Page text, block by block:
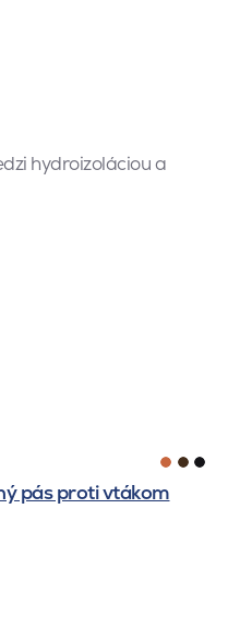
hydroizoláciou a
pás proti vtákom